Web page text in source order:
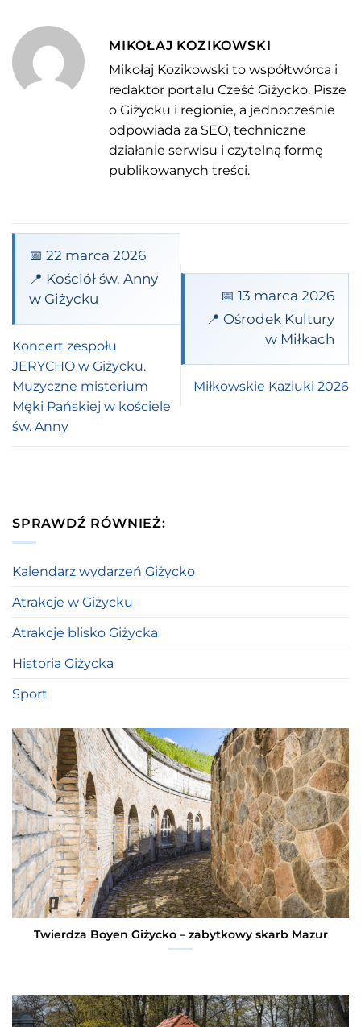
MIKOŁAJ KOZIKOWSKI
Mikołaj Kozikowski to współtwórca i
redaktor portalu Cześć Giżycko. Pisze
o Giżycku i regionie, a jednocześnie
odpowiada za SEO, techniczne
działanie serwisu i czytelną formę
publikowanych treści.
📅 22 marca 2026
📍 Kościół św. Anny
w Giżycku
Koncert zespołu
JERYCHO w Giżycku.
Muzyczne misterium
Męki Pańskiej w kościele
św. Anny
📅 13 marca 2026
📍 Ośrodek Kultury
w Miłkach
Miłkowskie Kaziuki 2026
SPRAWDŹ RÓWNIEŻ:
Kalendarz wydarzeń Giżycko
Atrakcje w Giżycku
Atrakcje blisko Giżycka
Historia Giżycka
Sport
Twierdza Boyen Giżycko – zabytkowy skarb Mazur